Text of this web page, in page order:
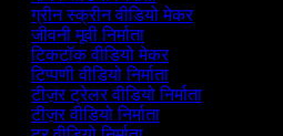
ग्रीन स्क्रीन वीडियो मेकर
जीवनी मूवी निर्माता
टिकटॉक वीडियो मेकर
टिप्पणी वीडियो निर्माता
टीज़र ट्रेलर वीडियो निर्माता
टीज़र वीडियो निर्माता